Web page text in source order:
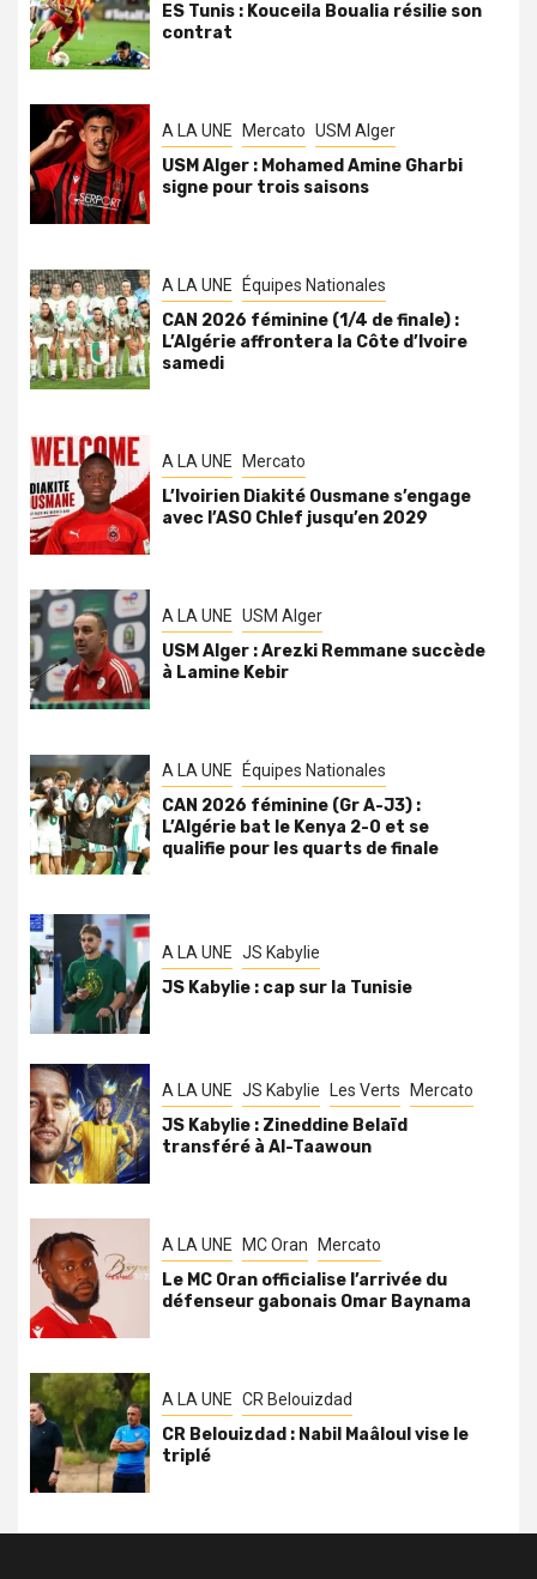
ES Tunis : Kouceila Boualia résilie son
contrat
A LA UNE Mercato USM Alger
USM Alger : Mohamed Amine Gharbi
signe pour trois saisons
A LA UNE Équipes Nationales
CAN 2026 féminine (1/4 de finale) :
L’Algérie affrontera la Côte d’Ivoire
samedi
A LA UNE Mercato
L’Ivoirien Diakité Ousmane s’engage
avec l’ASO Chlef jusqu’en 2029
A LA UNE USM Alger
USM Alger : Arezki Remmane succède
à Lamine Kebir
A LA UNE Équipes Nationales
CAN 2026 féminine (Gr A-J3) :
L’Algérie bat le Kenya 2-0 et se
qualifie pour les quarts de finale
A LA UNE JS Kabylie
JS Kabylie : cap sur la Tunisie
A LA UNE JS Kabylie Les Verts Mercato
JS Kabylie : Zineddine Belaïd
transféré à Al-Taawoun
A LA UNE MC Oran Mercato
Le MC Oran officialise l’arrivée du
défenseur gabonais Omar Baynama
A LA UNE CR Belouizdad
CR Belouizdad : Nabil Maâloul vise le
triplé